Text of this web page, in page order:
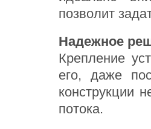
позволит
Надежное
Крепление
его, даже
конструкции
потока.